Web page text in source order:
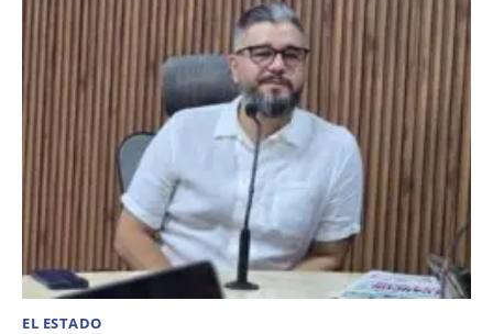
EL ESTADO